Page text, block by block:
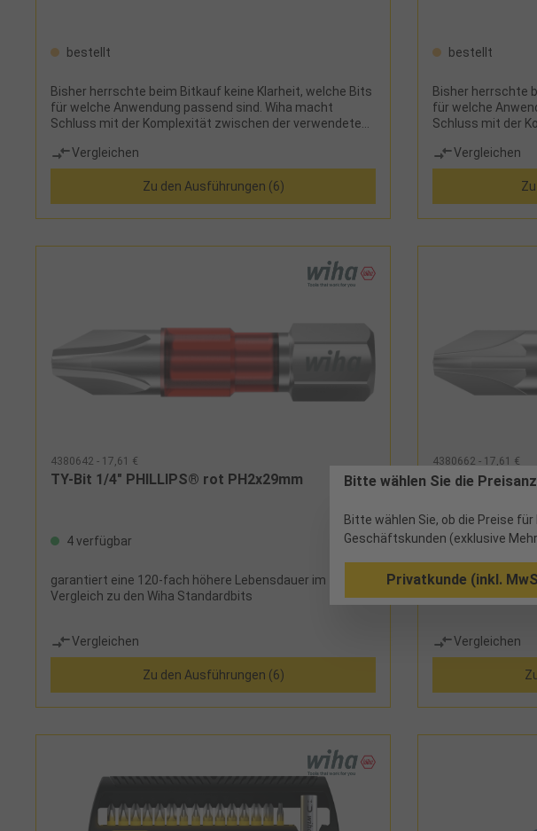
bestellt
Bisher herrschte beim Bitkauf keine Klarheit, welche Bits
für welche Anwendung passend sind. Wiha macht
Schluss mit der Komplexität zwischen der verwendeten
unterschiedlichen Bits. Dank des revolutionären
Bitkonzepts von Wiha ist lediglich die Schraubenform
ausschlaggebend für die Auswahl des richtigen Bits. Als
Multitalent ist der TY-Bit für alle Arten von Schrauben,
sowohl für T-förmige als auch Y-förmige Schrauben,
Verschraubungen in allen Materialien. Dank der
patentierten, verlängerten Torsionszone ist der Bit auch
für Impact- und Schlagschrauber geeignet und
schnell und einfach auffindbar und dank des Farbmantels
auch im Dunkeln mit UV-Licht gut zu finden. Somit kann
die Anzahl verloren gegangener Bits gesenkt und die
Kosten der Neubeschaffung eingespart werden
Vergleichen
Zu den Ausführungen (6)
bestellt
Bisher herrschte
für welche
Schluss mit der
unterschiedlichen
Bitkonzepts von
Multitalent ist der
sowohl für T-
Verschraubungen
patentierten,
für Impact- und
schnell und
auch im Dunkeln
die Anzahl
Kosten der
Vergleichen
4380642 - 17,61 €
TY-Bit 1/4" PHILLIPS® rot PH2x29mm
4 verfügbar
garantiert eine 120-fach höhere Lebensdauer im
Vergleich zu den Wiha Standardbits
Vergleichen
Zu den Ausführungen (6)
4380662 - 17,61 €
TY-Bit 1/4"
4 verfügbar
garantiert eine
Vergleich zu den
Vergleichen
Bitte wählen Sie die
Bitte wählen Sie, ob die Preise
Geschäftskunden (exklusive
Privatkunde (inkl.